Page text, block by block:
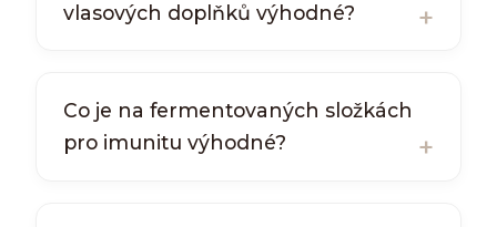
vlasových doplňků výhodné?
Co je na fermentovaných složkách
pro imunitu výhodné?